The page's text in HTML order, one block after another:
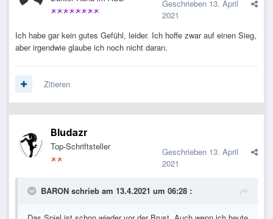
Geschrieben 13. April
2021
Ich habe gar kein gutes Gefühl, leider. Ich hoffe zwar auf einen Sieg,
aber irgendwie glaube ich noch nicht daran.
Zitieren
Bludazr
Top-Schriftsteller Geschrieben 13. April
2021
BARON schrieb am 13.4.2021 um 06:28 :